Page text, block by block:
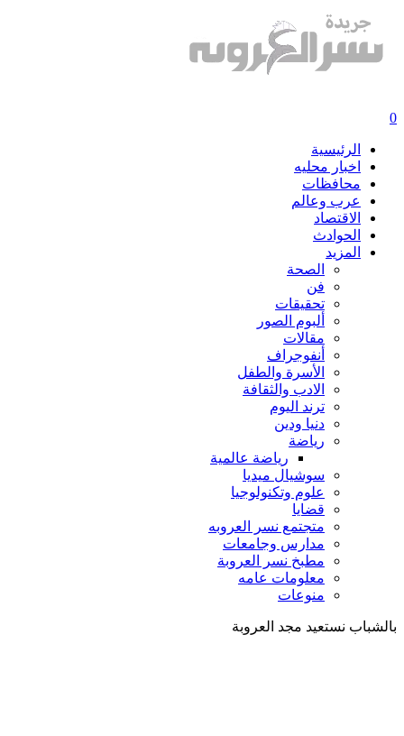
0
الرئيسية
اخبار محليه
محافظات
عرب وعالم
الاقتصاد
الحوادث
المزيد
الصحة
فن
تحقيقات
ألبوم الصور
مقالات
أنفوجراف
الأسرة والطفل
الادب والثقافة
ترند اليوم
دنيا ودين
رياضة
رياضة عالمية
سوشيال ميديا
علوم وتكنولوجيا
قضايا
متجتمع نسر العروبه
مدارس وجامعات
مطبخ نسر العروبة
معلومات عامه
منوعات
بالشباب نستعيد مجد العروبة